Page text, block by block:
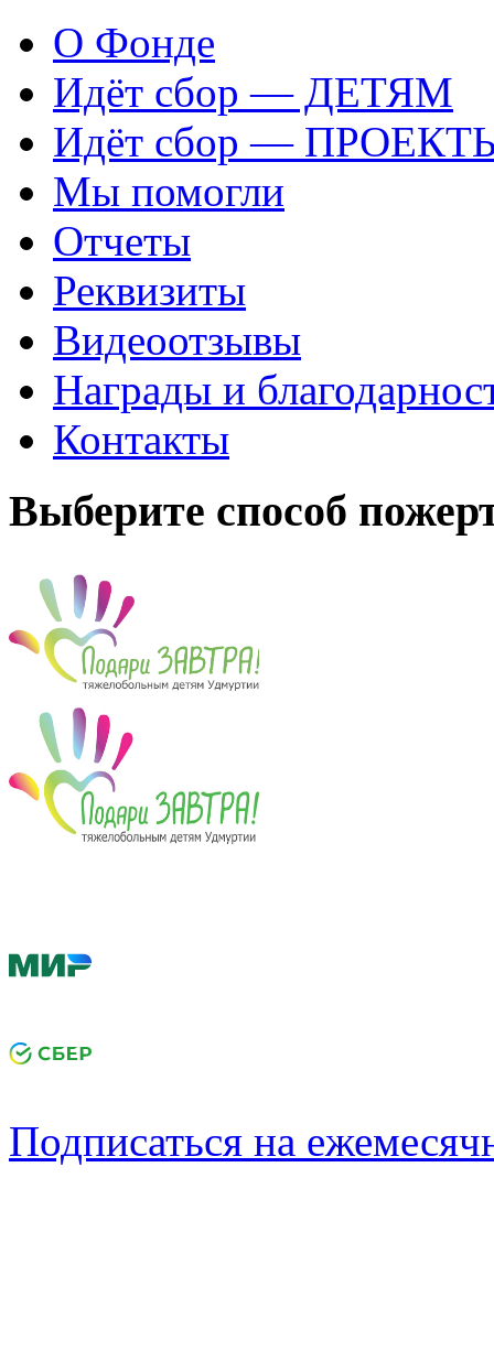
О Фонде
Идёт сбор — ДЕТЯМ
Идёт сбор —
Мы помогли
Отчеты
Реквизиты
Видеоотзывы
Награды и
Контакты
Выберите способ
Подписаться на